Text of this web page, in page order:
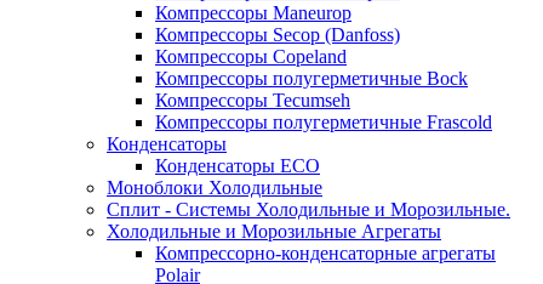
Компрессоры Maneurop
Компрессоры Secop (Danfoss)
Компрессоры Copeland
Компрессоры полугерметичные Bock
Компрессоры Tecumseh
Компрессоры полугерметичные Frascold
Конденсаторы
Конденсаторы ECO
Моноблоки Холодильные
Сплит - Системы Холодильные и Морозильные.
Холодильные и Морозильные Агрегаты
Компрессорно-конденсаторные агрегаты
Polair